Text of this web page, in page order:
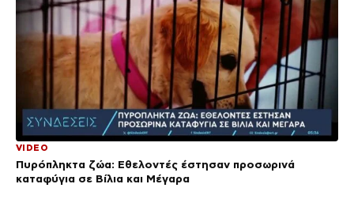
VIDEO
Πυρόπληκτα ζώα: Εθελοντές έστησαν προσωρινά
καταφύγια σε Βίλια και Μέγαρα